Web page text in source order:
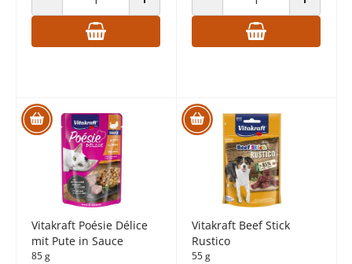
ANZAHL VERRINGERN ANZAHL ERHÖHENANZAHL VERRINGERN ANZAHL
Vitakraft Poésie Délice
mit Pute in Sauce
85 g
Vitakraft Beef Stick
Rustico
55 g